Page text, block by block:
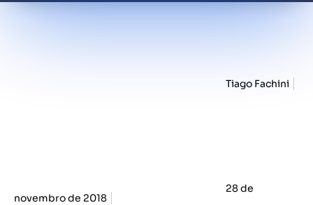
Tiago Fachini
28 de
novembro de 2018